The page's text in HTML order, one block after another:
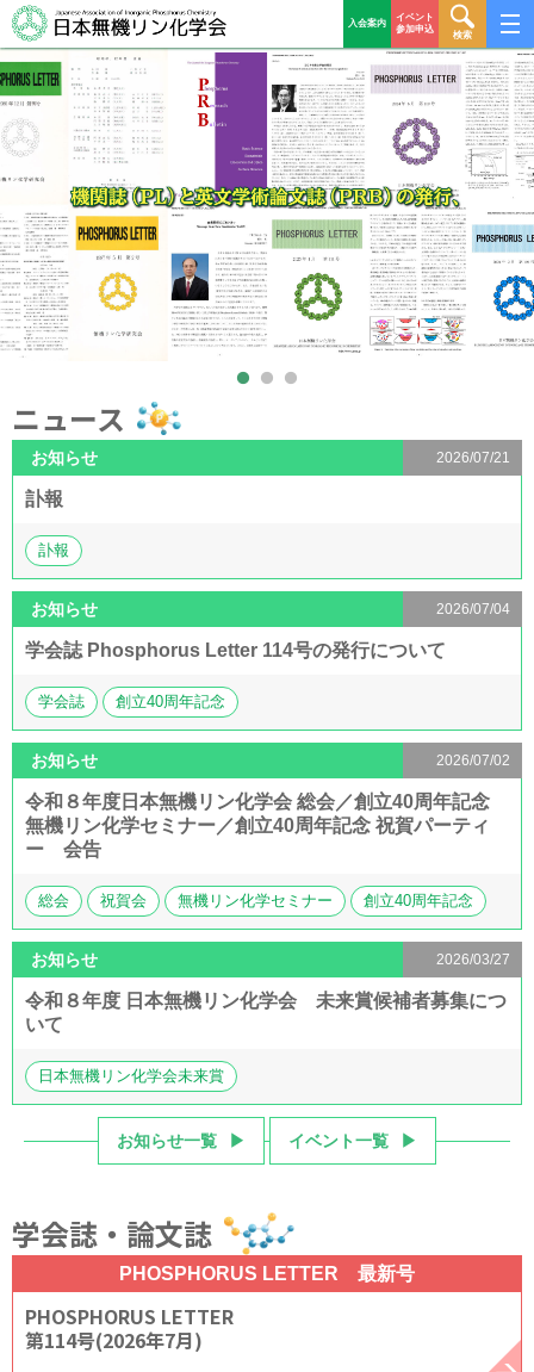
入会案内
イベント
参加申込
検索
ニュース
2026/07/21
訃報
訃報
2026/07/04
学会誌 Phosphorus Letter 114号の発行について
学会誌 創立40周年記念
2026/07/02
令和８年度日本無機リン化学会 総会／創立40周年記念
無機リン化学セミナー／創立40周年記念 祝賀パーティ
ー 会告
総会 祝賀会 無機リン化学セミナー 創立40周年記念
2026/03/27
令和８年度 日本無機リン化学会 未来賞候補者募集につ
いて
日本無機リン化学会未来賞
お知らせ一覧 イベント一覧
学会誌・論文誌
PHOSPHORUS LETTER 最新号
PHOSPHORUS LETTER
第114号(2026年7月)